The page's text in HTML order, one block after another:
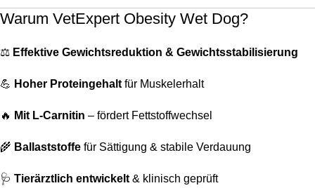
Warum VetExpert Obesity Wet Dog?
⚖️ Effektive Gewichtsreduktion & Gewichtsstabilisierung
💪 Hoher Proteingehalt für Muskelerhalt
🔥 Mit L-Carnitin – fördert Fettstoffwechsel
🌾 Ballaststoffe für Sättigung & stabile Verdauung
🩺 Tierärztlich entwickelt & klinisch geprüft